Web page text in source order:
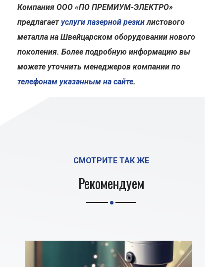
Компания ООО «ПО ПРЕМИУМ-ЭЛЕКТРО»
предлагаетуслуги лазерной резкилистового
металла на Швейцарском оборудовании нового
поколения. Более подробную информацию вы
можете уточнить менеджеров компании по
телефонам указанным на сайте.
СМОТРИТЕ ТАК ЖЕ
Рекомендуем